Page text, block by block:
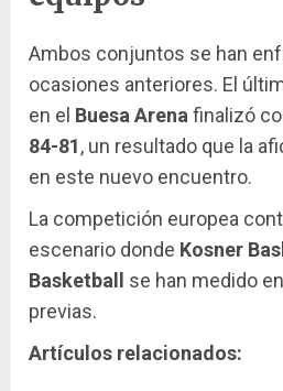
Ambos conjuntos se han
ocasiones anteriores. El
en el Buesa Arena finalizó
84-81, un resultado que la
en este nuevo encuentro.
La competición europea
escenario donde Kosner
Basketball
se han medido
previas.
Artículos relacionados: